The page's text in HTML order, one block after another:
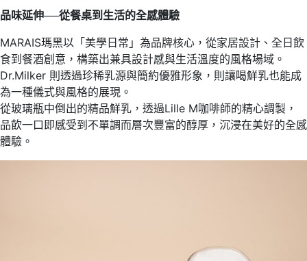
品味延伸──從餐桌到生活的全感體驗
MARAIS瑪黑以「美學日常」為品牌核心，從家居設計、全日飲
食到餐酒創意，構築出兼具設計感與生活溫度的風格場域。
Dr.Milker 則透過珍稀乳源與簡約優雅形象，則讓喝鮮乳也能成
為一種儀式與風格的展現。
從玻璃瓶中倒出的精品鮮乳，透過Lille M咖啡師的精心調製，
品飲一口即感受到不單調而層次豐富的醇厚，沉浸在美好的全感
體驗。